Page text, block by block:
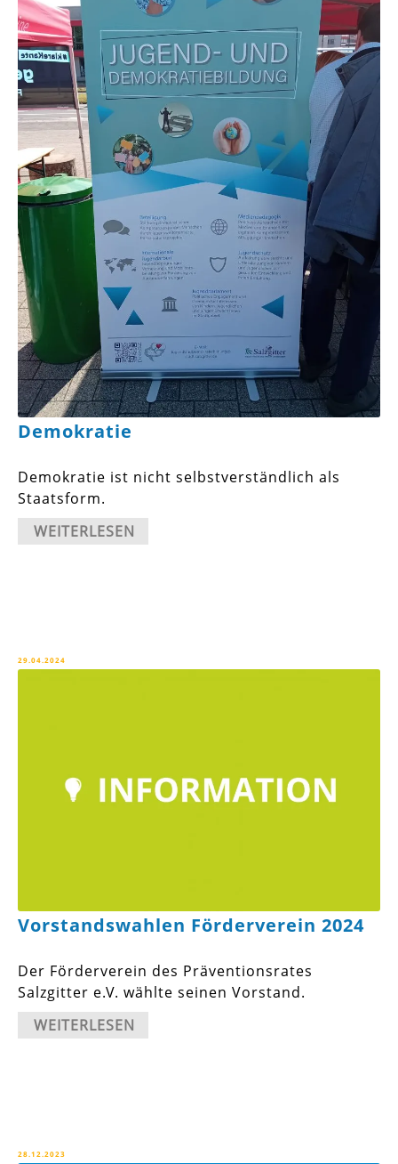
Demokratie
Demokratie ist nicht selbstverständlich als
Staatsform.
WEITERLESEN
29.04.2024
Vorstandswahlen Förderverein 2024
Der Förderverein des Präventionsrates
Salzgitter e.V. wählte seinen Vorstand.
WEITERLESEN
28.12.2023